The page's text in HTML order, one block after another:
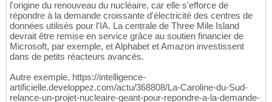
l'origine du renouveau du nucléaire, car elle s'efforce de
répondre à la demande croissante d'électricité des centres de
données utilisés pour l'IA. La centrale de Three Mile Island
devrait être remise en service grâce au soutien financier de
Microsoft, par exemple, et Alphabet et Amazon investissent
dans de petits réacteurs avancés.
Autre exemple, https://intelligence-
artificielle.developpez.com/actu/368808/La-Caroline-du-Sud-
relance-un-projet-nucleaire-geant-pour-repondre-a-la-demande-